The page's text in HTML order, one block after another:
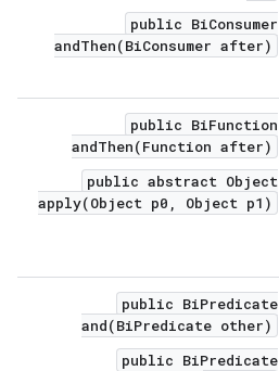
public BiConsumer
andThen(BiConsumer after)
public BiFunction
andThen(Function after)
public abstract Object
apply(Object p0, Object p1)
public BiPredicate
and(BiPredicate other)
public BiPredicate